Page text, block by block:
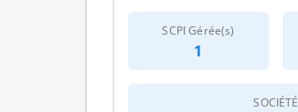
SCPI Gérée(s)
1
SOCIÉTÉ